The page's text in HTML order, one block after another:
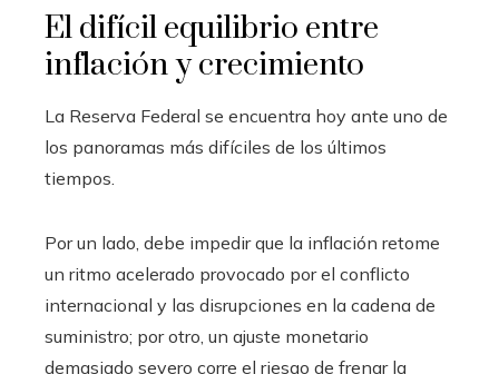
El difícil equilibrio entre
inflación y crecimiento
La Reserva Federal se encuentra hoy ante uno de
los panoramas más difíciles de los últimos
tiempos.
Por un lado, debe impedir que la inflación retome
un ritmo acelerado provocado por el conflicto
internacional y las disrupciones en la cadena de
suministro; por otro, un ajuste monetario
demasiado severo corre el riesgo de frenar la